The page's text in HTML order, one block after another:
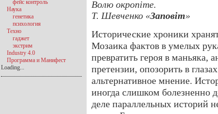
Волю окропіте.
Т. Шевченко «Заповіт»
Исторические хроники
Мозаика фактов в умелых
превратить героя в маньяка,
претензии, опозорить в
альтернативное мнение.
иногда слишком болезненно
деле параллельных историй
фейс контроль
Наука
генетика
психология
Техно
гаджет
экстрим
Industry 4.0
Программа и Манифест
Loading...